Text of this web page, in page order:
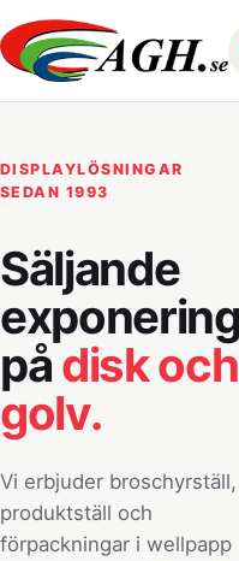
DISPLAYLÖSNINGAR
SEDAN 1993
Säljande
exponering
pådisk och
golv.
Vi erbjuder broschyrställ,
produktställ och
förpackningar i wellpapp